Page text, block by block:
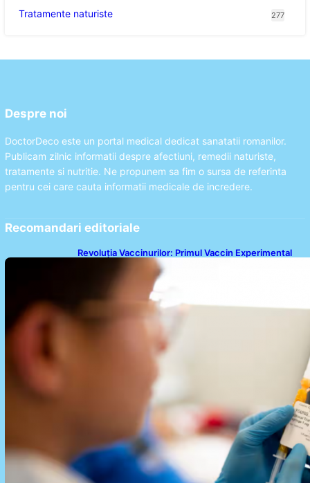
Tratamente naturiste 277
Despre noi
DoctorDeco este un portal medical dedicat sanatatii romanilor.
Publicam zilnic informatii despre afectiuni, remedii naturiste,
tratamente si nutritie. Ne propunem sa fim o sursa de referinta
pentru cei care cauta informatii medicale de incredere.
Recomandari editoriale
Revoluția Vaccinurilor: Primul Vaccin Experimental
Împotriva Cancerului de Colon în Studiu Uman